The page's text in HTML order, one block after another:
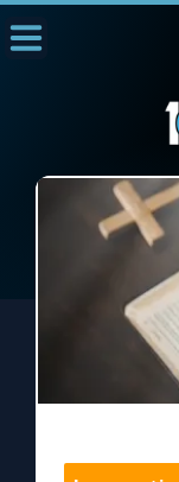
1000 Raisons
L'actualité de
La chaîne